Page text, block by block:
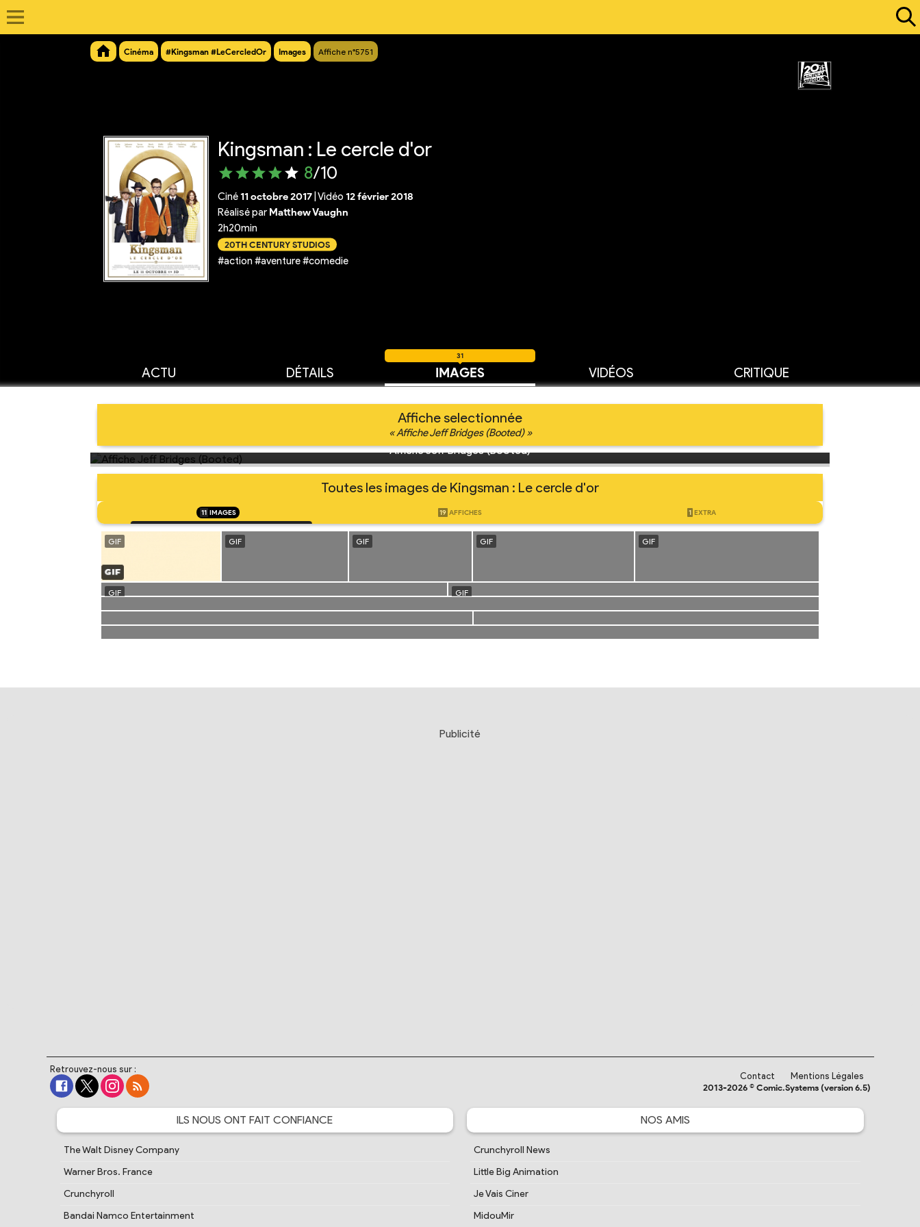
Cinéma #Kingsman #LeCercledOr Images Affiche n°5751
Kingsman : Le cercle d'or
8/10
Ciné11 octobre 2017 Vidéo 12 février 2018
Réalisé par Matthew Vaughn
2h20min
20TH CENTURY STUDIOS
#action #aventure #comedie
ACTU DÉTAILS IMAGES
31
VIDÉOS CRITIQUE
Affiche selectionnée
« Affiche Jeff Bridges (Booted) »
Affiche Jeff Bridges (Booted)
Toutes les images de Kingsman : Le cercle d'or
11 IMAGES 19 AFFICHES 1 EXTRA
Publicité
Retrouvez-nous sur :
Contact
Mentions Légales
2013-2026 © Comic.Systems (version 6.5)
ILS NOUS ONT FAIT CONFIANCE
The Walt Disney Company
Warner Bros. France
Crunchyroll
Bandai Namco Entertainment
NOS AMIS
Crunchyroll News
Little Big Animation
Je Vais Ciner
MidouMir